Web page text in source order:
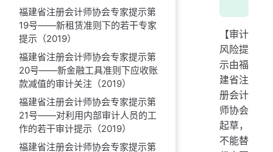
福建省注册会计师协会专家提示第
19号——新租赁准则下的若干专家
提示（2019）
福建省注册会计师协会专家提示第
20号——新金融工具准则下应收账
款减值的审计关注（2019）
福建省注册会计师协会专家提示第
21号——对利用内部审计人员的工
作的若干审计提示（2019）
福建省注册会计师协会专家提示第
【审计
风险提
示由福
建省注
册会计
师协会
起草，
不能替